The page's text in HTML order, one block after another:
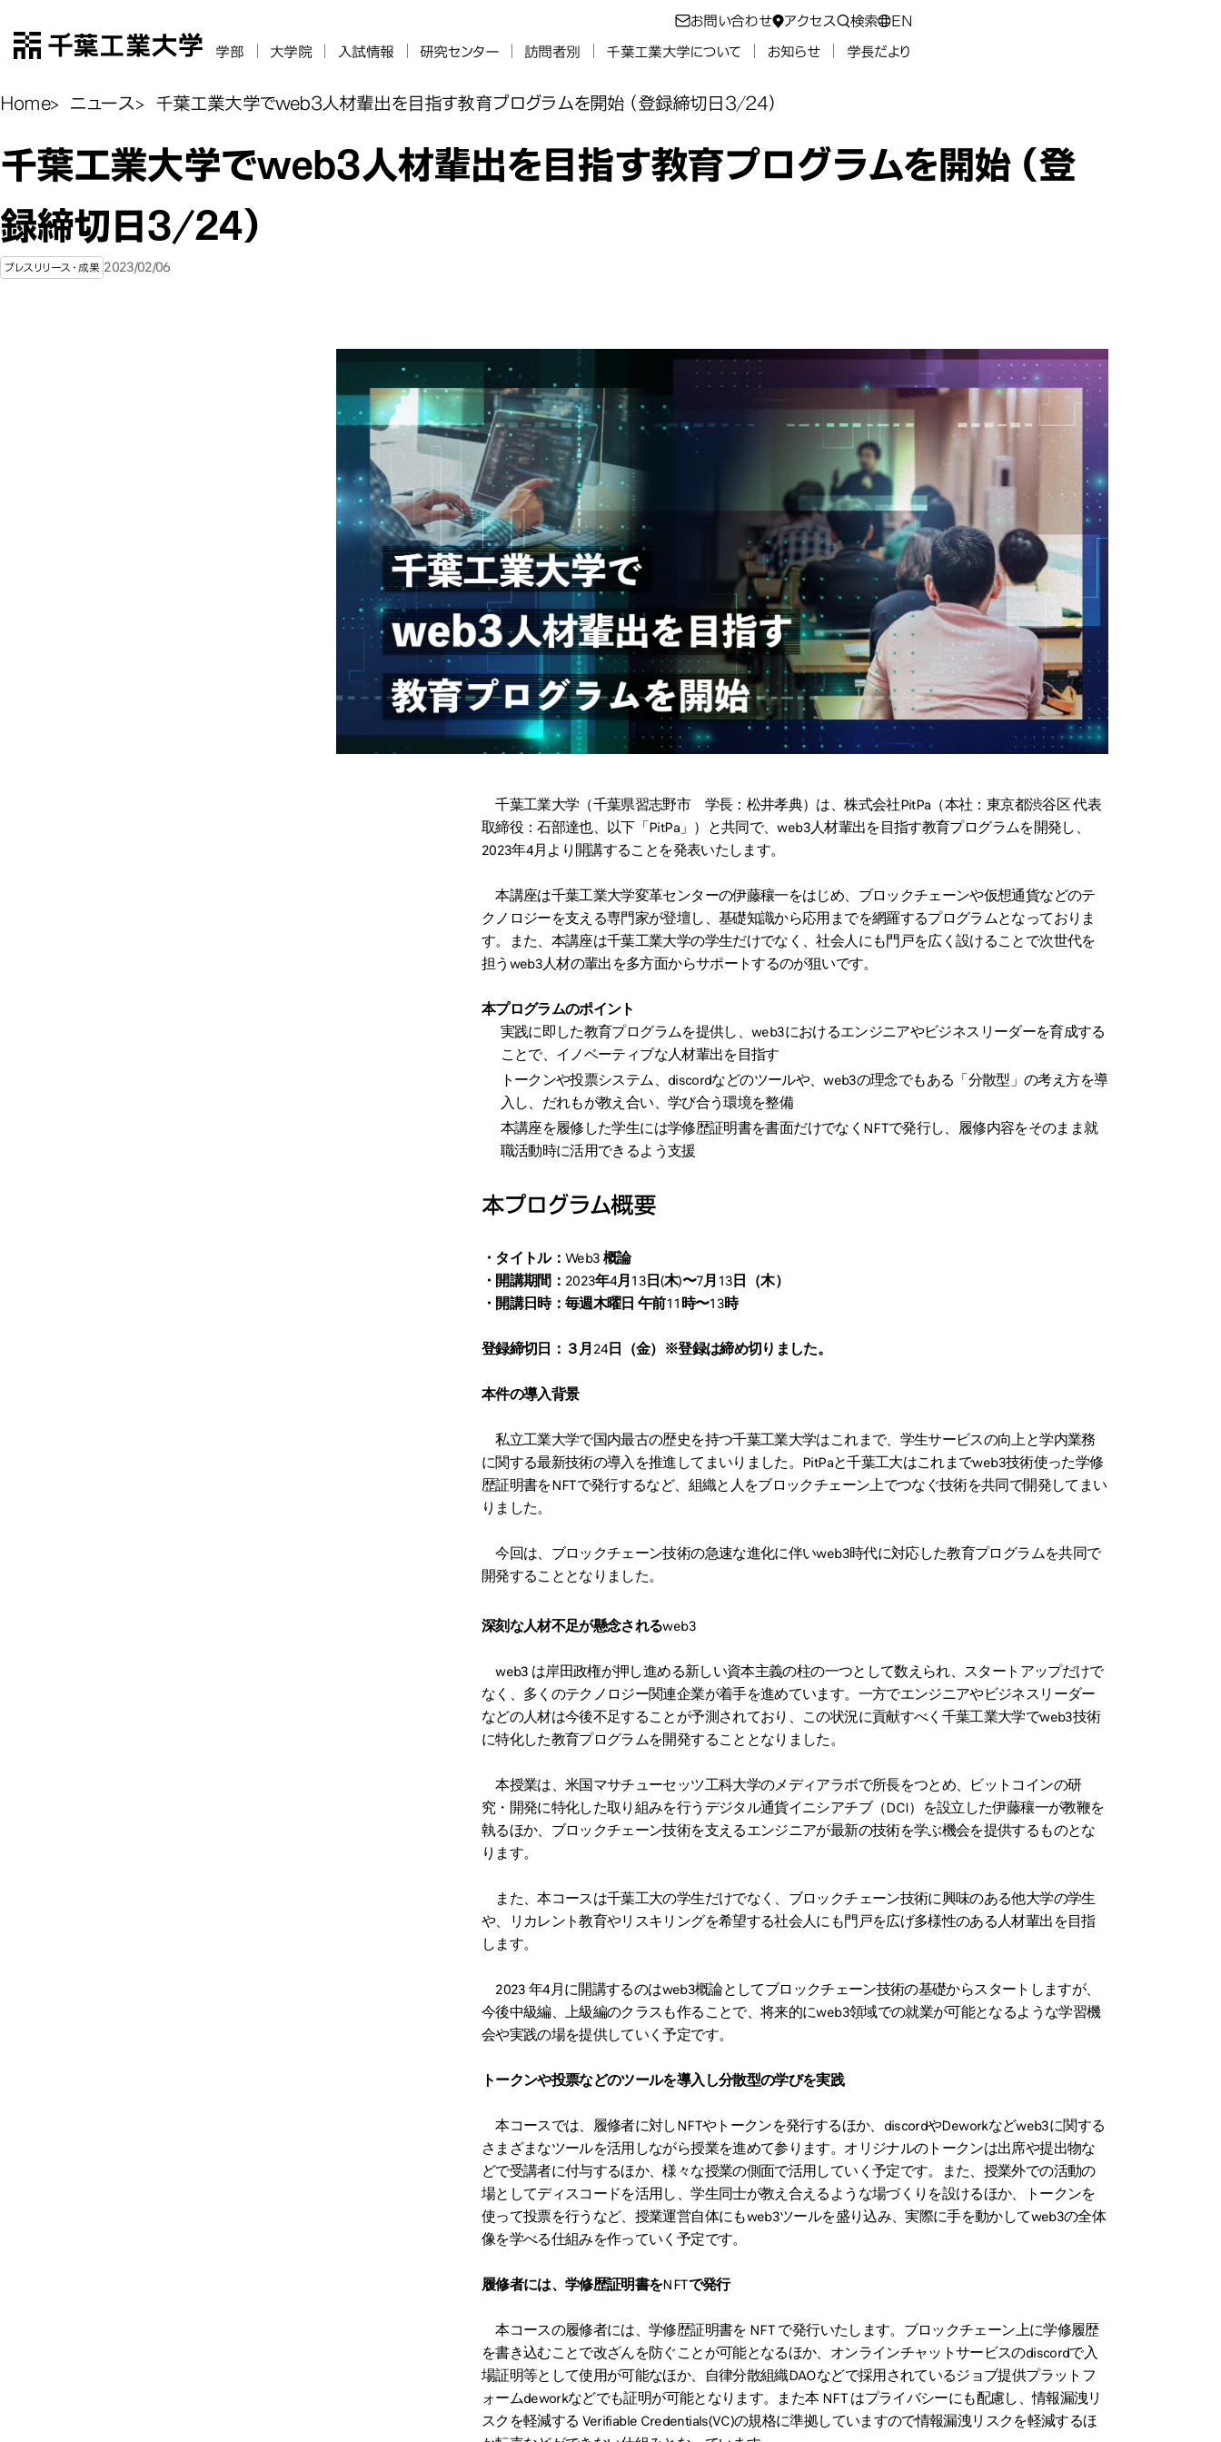
千葉工業大学
お問い合わせ アクセス 検索 EN
学部 大学院 入試情報 研究センター 訪問者別 千葉工業大学について お知らせ 学長だより
Home ニュース 千葉工業大学でweb3人材輩出を目指す教育プログラムを開始（登録締切日3/24）
千葉工業大学でweb3人材輩出を目指す教育プログラムを開始（登
録締切日3/24）
プレスリリース・成果 2023/02/06
千葉工業大学（千葉県習志野市 学長：松井孝典）は、株式会社PitPa（本社：東京都渋谷区 代表
取締役：石部達也、以下「PitPa」）と共同で、web3人材輩出を目指す教育プログラムを開発し、
2023年4月より開講することを発表いたします。
本講座は千葉工業大学変革センターの伊藤穰一をはじめ、ブロックチェーンや仮想通貨などのテ
クノロジーを支える専門家が登壇し、基礎知識から応用までを網羅するプログラムとなっておりま
す。また、本講座は千葉工業大学の学生だけでなく、社会人にも門戸を広く設けることで次世代を
担うweb3人材の輩出を多方面からサポートするのが狙いです。
本プログラムのポイント
実践に即した教育プログラムを提供し、web3におけるエンジニアやビジネスリーダーを育成する
ことで、イノベーティブな人材輩出を目指す
トークンや投票システム、discordなどのツールや、web3の理念でもある「分散型」の考え方を導
入し、だれもが教え合い、学び合う環境を整備
本講座を履修した学生には学修歴証明書を書面だけでなくNFTで発行し、履修内容をそのまま就
職活動時に活用できるよう支援
本プログラム概要
・タイトル：Web3 概論
・開講期間：2023年4月13日(木)〜7月13日（木）
・開講日時：毎週木曜日 午前11時〜13時
登録締切日：３月24日（金）※登録は締め切りました。
本件の導入背景
私立工業大学で国内最古の歴史を持つ千葉工業大学はこれまで、学生サービスの向上と学内業務
に関する最新技術の導入を推進してまいりました。PitPaと千葉工大はこれまでweb3技術使った学修
歴証明書をNFTで発行するなど、組織と人をブロックチェーン上でつなぐ技術を共同で開発してまい
りました。
今回は、ブロックチェーン技術の急速な進化に伴いweb3時代に対応した教育プログラムを共同で
開発することとなりました。
深刻な人材不足が懸念されるweb3
web3 は岸田政権が押し進める新しい資本主義の柱の一つとして数えられ、スタートアップだけで
なく、多くのテクノロジー関連企業が着手を進めています。一方でエンジニアやビジネスリーダー
などの人材は今後不足することが予測されており、この状況に貢献すべく千葉工業大学でweb3技術
に特化した教育プログラムを開発することとなりました。
本授業は、米国マサチューセッツ工科大学のメディアラボで所長をつとめ、ビットコインの研
究・開発に特化した取り組みを行うデジタル通貨イニシアチブ（DCI）を設立した伊藤穰一が教鞭を
執るほか、ブロックチェーン技術を支えるエンジニアが最新の技術を学ぶ機会を提供するものとな
ります。
また、本コースは千葉工大の学生だけでなく、ブロックチェーン技術に興味のある他大学の学生
や、リカレント教育やリスキリングを希望する社会人にも門戸を広げ多様性のある人材輩出を目指
します。
2023 年4月に開講するのはweb3概論としてブロックチェーン技術の基礎からスタートしますが、
今後中級編、上級編のクラスも作ることで、将来的にweb3領域での就業が可能となるような学習機
会や実践の場を提供していく予定です。
トークンや投票などのツールを導入し分散型の学びを実践
本コースでは、履修者に対しNFTやトークンを発行するほか、discordやDeworkなどweb3に関する
さまざまなツールを活用しながら授業を進めて参ります。オリジナルのトークンは出席や提出物な
どで受講者に付与するほか、様々な授業の側面で活用していく予定です。また、授業外での活動の
場としてディスコードを活用し、学生同士が教え合えるような場づくりを設けるほか、トークンを
使って投票を行うなど、授業運営自体にもweb3ツールを盛り込み、実際に手を動かしてweb3の全体
像を学べる仕組みを作っていく予定です。
履修者には、学修歴証明書をNFTで発行
本コースの履修者には、学修歴証明書を NFT で発行いたします。ブロックチェーン上に学修履歴
を書き込むことで改ざんを防ぐことが可能となるほか、オンラインチャットサービスのdiscordで入
場証明等として使用が可能なほか、自律分散組織DAOなどで採用されているジョブ提供プラットフ
ォームdeworkなどでも証明が可能となります。また本 NFT はプライバシーにも配慮し、情報漏洩リ
スクを軽減する Verifiable Credentials(VC)の規格に準拠していますので情報漏洩リスクを軽減するほ